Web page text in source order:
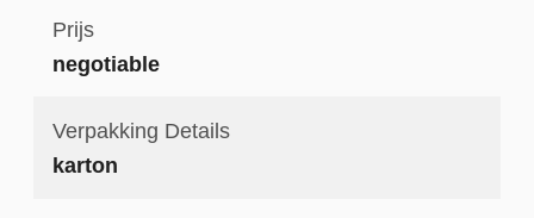
Prijs
negotiable
Verpakking Details
karton